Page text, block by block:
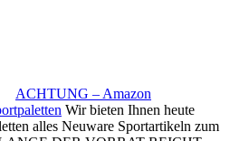
ACHTUNG – Amazon
Wir bieten Ihnen heute
alles Neuware Sportartikeln zum